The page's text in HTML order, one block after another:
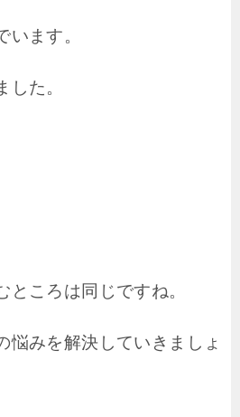
います。
した。
ところは同じですね。
悩みを解決していきましょ